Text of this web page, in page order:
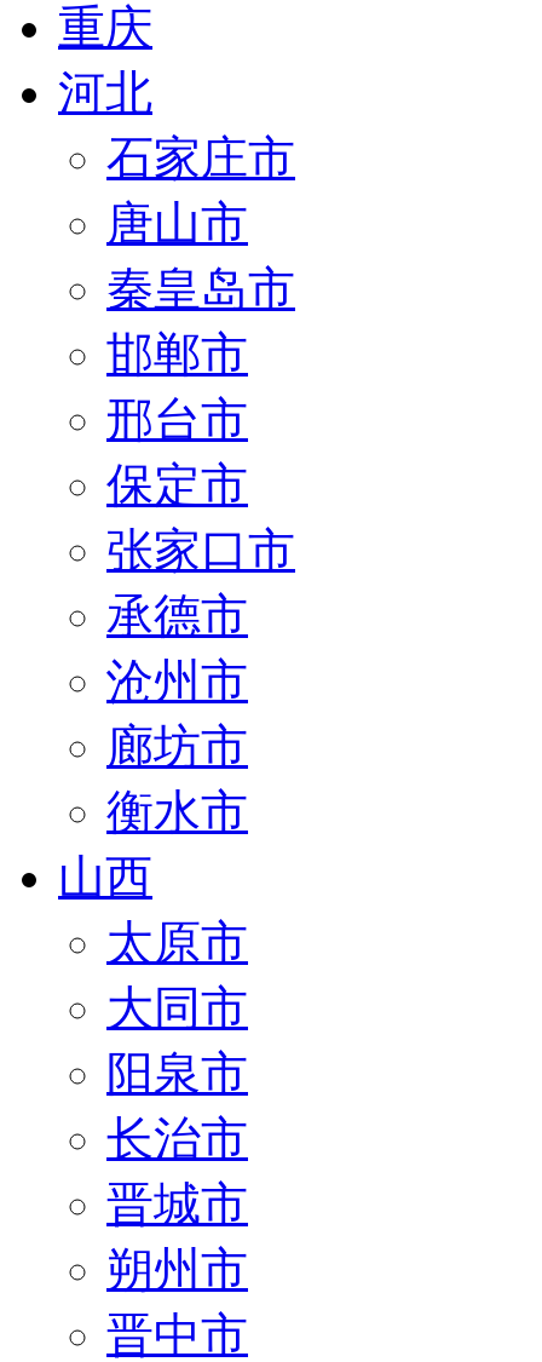
重庆
河北
石家庄市
唐山市
秦皇岛市
邯郸市
邢台市
保定市
张家口市
承德市
沧州市
廊坊市
衡水市
山西
太原市
大同市
阳泉市
长治市
晋城市
朔州市
晋中市